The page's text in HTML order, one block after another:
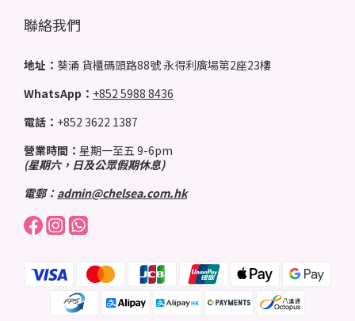
聯絡我們
地址： 葵涌 貨櫃碼頭路88號 永得利廣場第2座23樓
WhatsApp： +852 5988 8436
電話： +852 3622 1387
營業時間： 星期一至五 9-6pm
(星期六，日及公眾假期休息)
電郵： admin@chelsea.com.hk